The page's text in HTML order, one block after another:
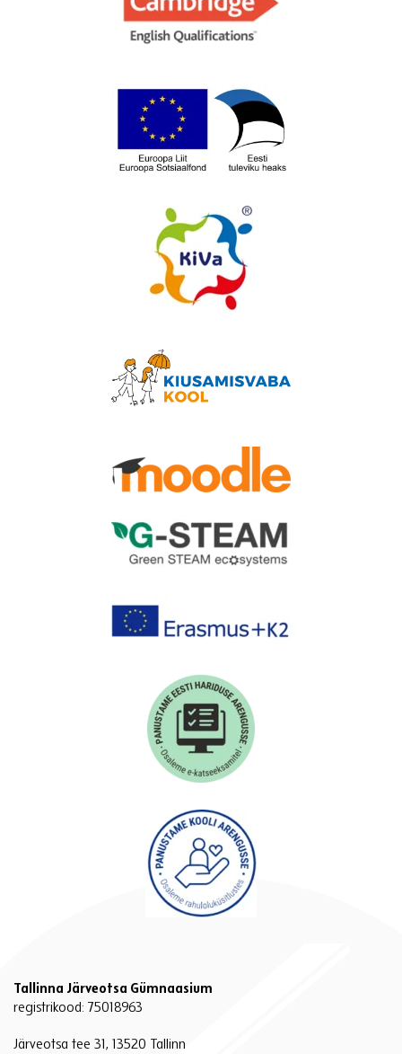
Tallinna Järveotsa Gümnaasium
registrikood: 75018963
Järveotsa tee 31, 13520 Tallinn